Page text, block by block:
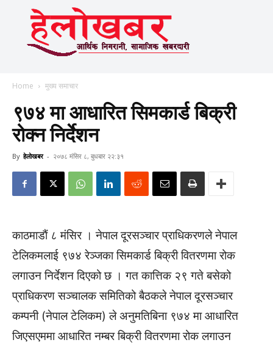
Home मुख्य समाचार
९७४ मा आधारित सिमकार्ड बिक्री
रोक्न निर्देशन
By हेलाेखबर - २०७८ मंसिर ८, बुधबार २२:३१
काठमाडाैं ८ मंसिर । नेपाल दूरसञ्चार प्राधिकरणले नेपाल
टेलिकमलाई ९७४ रेञ्जका सिमकार्ड बिक्री वितरणमा रोक
लगाउन निर्देशन दिएको छ । गत कात्तिक २९ गते बसेको
प्राधिकरण सञ्चालक समितिको बैठकले नेपाल दूरसञ्चार
कम्पनी (नेपाल टेलिकम) ले अनुमतिबिना ९७४ मा आधारित
जिएसएममा आधारित नम्बर बिक्री वितरणमा रोक लगाउन